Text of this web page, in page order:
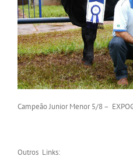
Campeão Junior Menor 5/8 –
Outros Links: